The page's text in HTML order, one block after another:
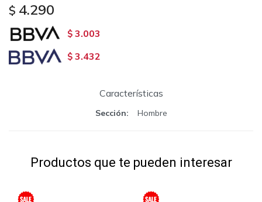
$ 4.290
$ 3.003
$ 3.432
Características
Sección Hombre
Productos que te pueden interesar